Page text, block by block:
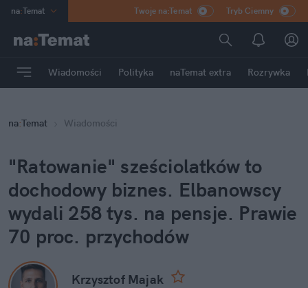
na:Temat
Poland
mama
Rozrywka
Twoje na:Temat Tryb Ciemny
Wiadomości Polityka naTemat extra Rozrywka
na:Temat Wiadomości
"Ratowanie" sześciolatków to
dochodowy biznes. Elbanowscy
wydali 258 tys. na pensje. Prawie
70 proc. przychodów
Krzysztof Majak